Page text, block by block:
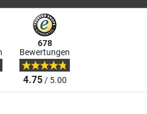
678
Bewertungen
4.75/ 5.00